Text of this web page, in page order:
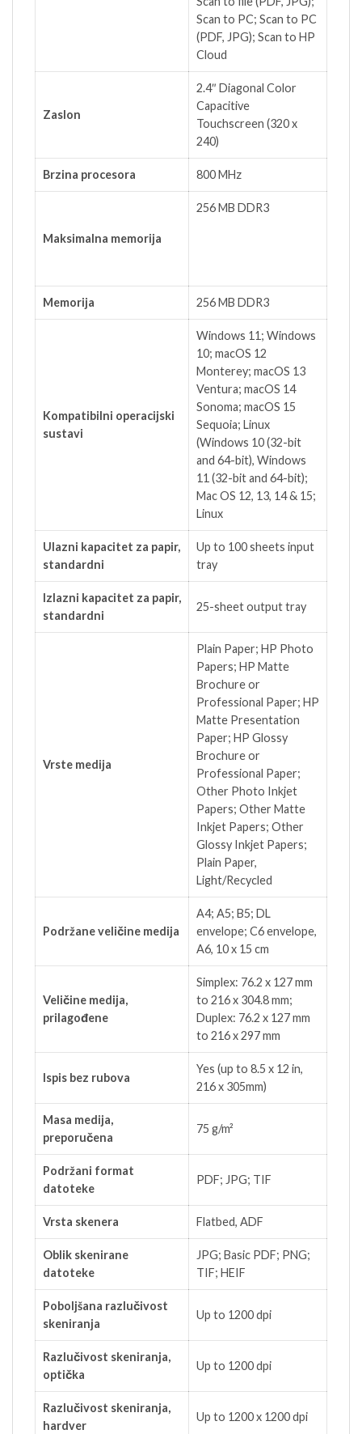
Scan to PC; Scan to PC
(PDF, JPG); Scan to HP
Cloud
Zaslon
2.4″ Diagonal Color
Capacitive
Touchscreen (320 x
240)
Brzina procesora 800 MHz
Maksimalna memorija
256 MB DDR3
Memorija 256 MB DDR3
Kompatibilni operacijski
sustavi
Windows 11; Windows
10; macOS 12
Monterey; macOS 13
Ventura; macOS 14
Sonoma; macOS 15
Sequoia; Linux
(Windows 10 (32-bit
and 64-bit), Windows
11 (32-bit and 64-bit);
Mac OS 12, 13, 14 & 15;
Linux
Ulazni kapacitet za papir,
standardni
Up to 100 sheets input
tray
Izlazni kapacitet za papir,
standardni
25-sheet output tray
Vrste medija
Plain Paper; HP Photo
Papers; HP Matte
Brochure or
Professional Paper; HP
Matte Presentation
Paper; HP Glossy
Brochure or
Professional Paper;
Other Photo Inkjet
Papers; Other Matte
Inkjet Papers; Other
Glossy Inkjet Papers;
Plain Paper,
Light/Recycled
Podržane veličine medija
A4; A5; B5; DL
envelope; C6 envelope,
A6, 10 x 15 cm
Veličine medija,
prilagođene
Simplex: 76.2 x 127 mm
to 216 x 304.8 mm;
Duplex: 76.2 x 127 mm
to 216 x 297 mm
Ispis bez rubova
Yes (up to 8.5 x 12 in,
216 x 305mm)
Masa medija,
preporučena
75 g/m²
Podržani format
datoteke
PDF; JPG; TIF
Vrsta skenera Flatbed, ADF
Oblik skenirane
datoteke
JPG; Basic PDF; PNG;
TIF; HEIF
Poboljšana razlučivost
skeniranja
Up to 1200 dpi
Razlučivost skeniranja,
optička
Up to 1200 dpi
Razlučivost skeniranja,
hardver
Up to 1200 x 1200 dpi